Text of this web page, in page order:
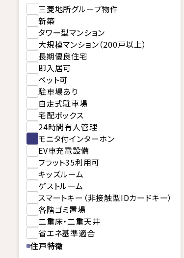
三菱地所グループ物件
新築
タワー型マンション
大規模マンション（200戸以上）
長期優良住宅
即入居可
ペット可
駐車場あり
自走式駐車場
宅配ボックス
24時間有人管理
モニタ付インターホン
EV車充電設備
フラット35利用可
キッズルーム
ゲストルーム
スマートキー（非接触型IDカードキー）
各階ゴミ置場
二重床・二重天井
省エネ基準適合
住戸特徴